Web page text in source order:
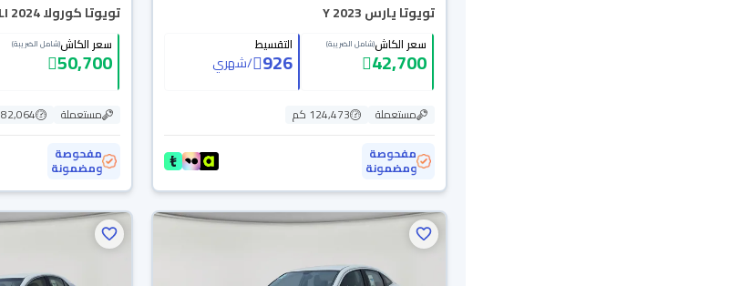
تويوتا يارس Y 2023
سعر الكاش(شامل الضريبة)
42,700
التقسيط
926
/شهري
مستعملة
124,473 كم
مفحوصة
ومضمونة
تويوتا كورولا XLI 2024
سعر الكاش(شامل الضريبة)
50,700
مستعملة
82,064 كم
مفحوصة
ومضمونة